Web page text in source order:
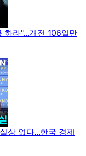
하라"...개전 106일만
상 없다...한국 경제